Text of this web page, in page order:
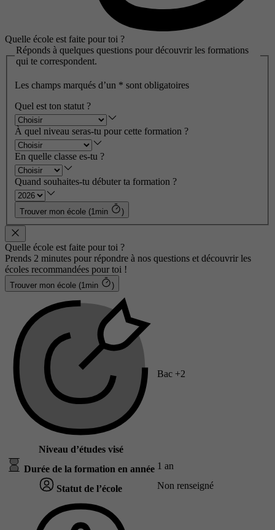
Quelle école est faite pour toi ?
Réponds à quelques questions pour découvrir les formations
qui te correspondent.
Les champs marqués d’un * sont obligatoires
Quel est ton statut ?
À quel niveau seras-tu pour cette formation ?
En quelle classe es-tu ?
Quand souhaites-tu débuter ta formation ?
Trouver mon école (1min )
Quelle école est faite pour toi ?
Prends 2 minutes pour répondre à nos questions et découvrir les
écoles recommandées pour toi !
Trouver mon école (1min )
Niveau d’études visé
Bac +2
Durée de la formation en année 1 an
Statut de l’école Non renseigné